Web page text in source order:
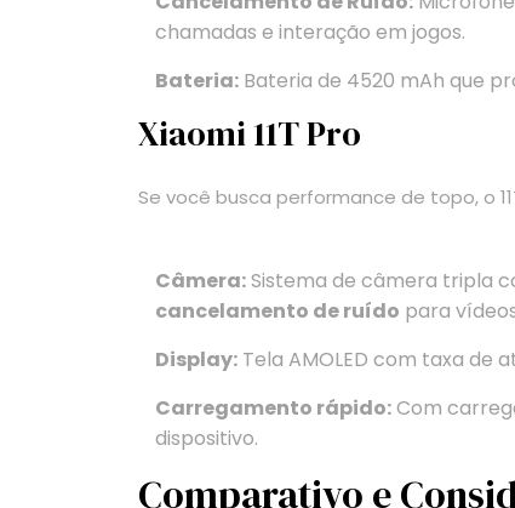
chamadas e interação em jogos.
Bateria: Bateria de 4520 mAh que
Xiaomi 11T Pro
Se você busca performance de topo, o
Câmera:Sistema de câmera tripla
cancelamento de ruído para
Display: Tela AMOLED com taxa de
Carregamento rápido:Com
dispositivo.
Comparativo e